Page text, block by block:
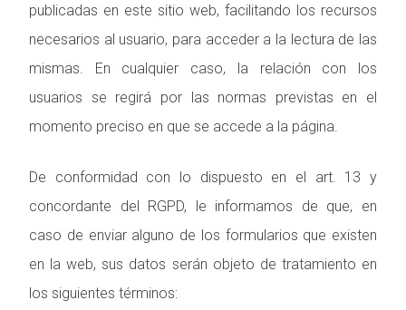
publicadas en este sitio web, facilitando los recursos
necesarios al usuario, para acceder a la lectura de las
mismas. En cualquier caso, la relación con los
usuarios se regirá por las normas previstas en el
momento preciso en que se accede a la página.
De conformidad con lo dispuesto en el art. 13 y
concordante del RGPD, le informamos de que, en
caso de enviar alguno de los formularios que existen
en la web, sus datos serán objeto de tratamiento en
los siguientes términos: